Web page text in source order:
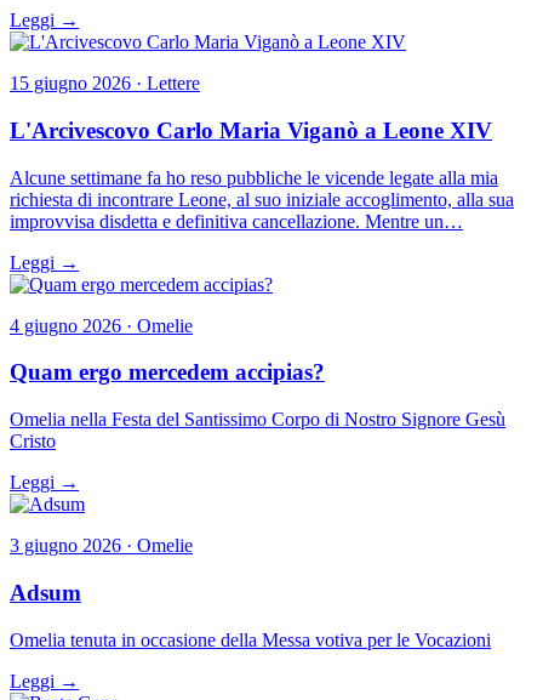
Leggi →
15 giugno 2026 · Lettere
L'Arcivescovo Carlo Maria Viganò a Leone XIV
Alcune settimane fa ho reso pubbliche le vicende legate alla mia
richiesta di incontrare Leone, al suo iniziale accoglimento, alla sua
improvvisa disdetta e definitiva cancellazione. Mentre un…
Leggi →
4 giugno 2026 · Omelie
Quam ergo mercedem accipias?
Omelia nella Festa del Santissimo Corpo di Nostro Signore Gesù
Cristo
Leggi →
3 giugno 2026 · Omelie
Adsum
Omelia tenuta in occasione della Messa votiva per le Vocazioni
Leggi →